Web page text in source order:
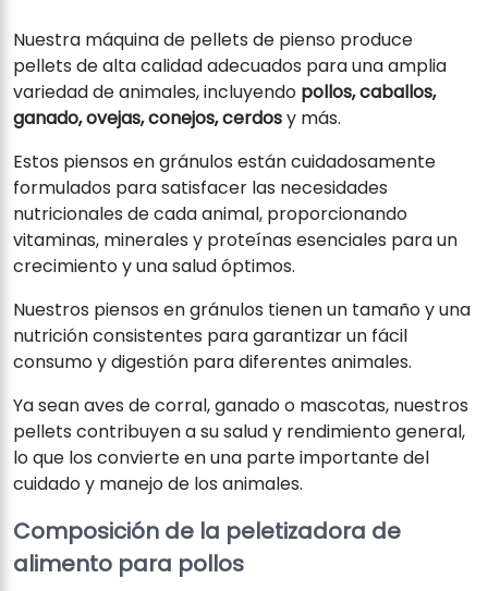
Nuestra máquina de pellets de pienso produce
pellets de alta calidad adecuados para una amplia
variedad de animales, incluyendo pollos, caballos,
ganado, ovejas, conejos, cerdosy más.
Estos piensos en gránulos están cuidadosamente
formulados para satisfacer las necesidades
nutricionales de cada animal, proporcionando
vitaminas, minerales y proteínas esenciales para un
crecimiento y una salud óptimos.
Nuestros piensos en gránulos tienen un tamaño y una
nutrición consistentes para garantizar un fácil
consumo y digestión para diferentes animales.
Ya sean aves de corral, ganado o mascotas, nuestros
pellets contribuyen a su salud y rendimiento general,
lo que los convierte en una parte importante del
cuidado y manejo de los animales.
Composición de la peletizadora de
alimento para pollos